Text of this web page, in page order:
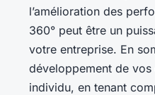
l’amélioration des
360° peut être un
votre entreprise. En
développement de
individu, en tenant